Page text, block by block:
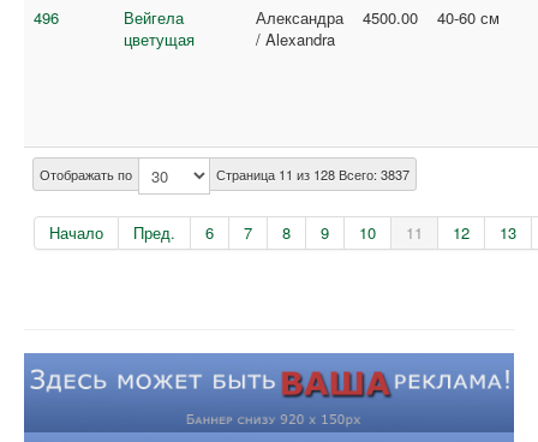
Отображать по Страница 11 из 128 Всего: 3837
Начало Пред. 6 7 8 9 10 11 12 13
496
Вейгела
цветущая
Александра
/ Alexandra
4500.00 40-60 см